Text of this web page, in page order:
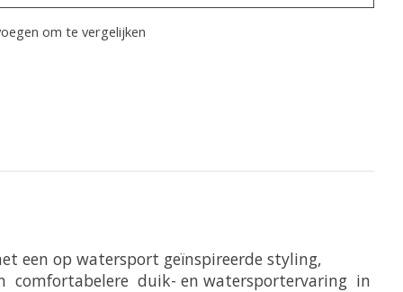
om te vergelijken
een op watersport geïnspireerde styling,
comfortabelere duik- en watersportervaring in